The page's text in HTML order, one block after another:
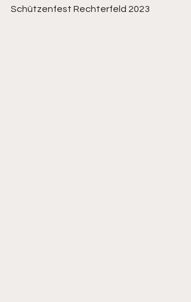
Schützenfest Rechterfeld 2023